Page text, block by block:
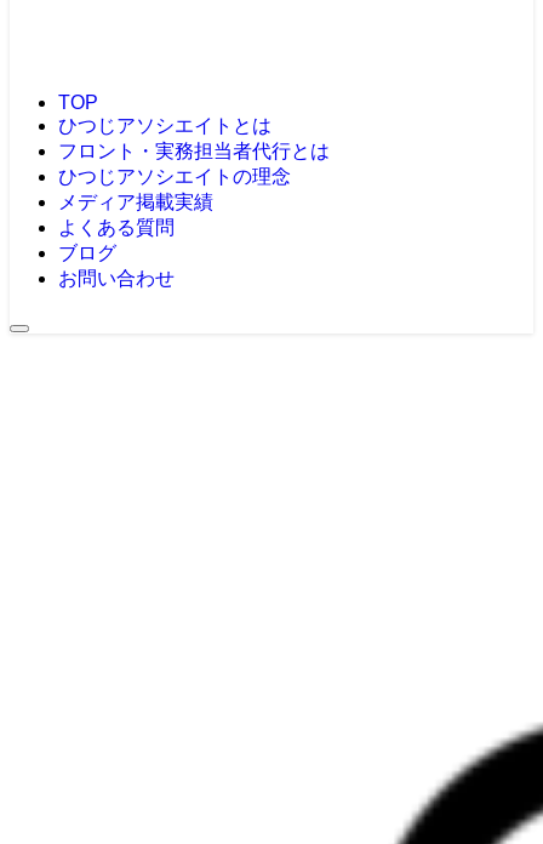
TOP
ひつじアソシエイトとは
フロント・実務担当者代行とは
ひつじアソシエイトの理念
メディア掲載実績
よくある質問
ブログ
お問い合わせ